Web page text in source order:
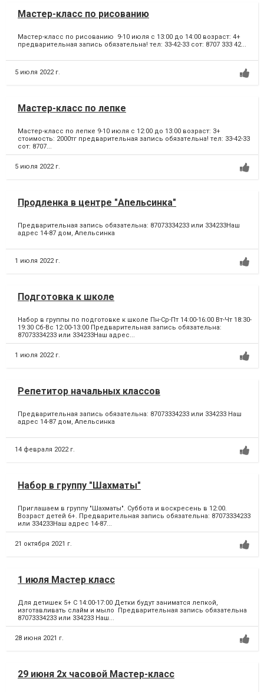
Мастер-класс по рисованию
Мастер-класс по рисованию 9-10 июля с 13:00 до 14:00 возраст: 4+
предварительная запись обязательна! тел: 33-42-33 сот: 8707 333 42...
5 июля 2022 г.
Мастер-класс по лепке
Мастер-класс по лепке 9-10 июля с 12:00 до 13:00 возраст: 3+
стоимость: 2000тг предварительная запись обязательна! тел: 33-42-33
сот: 8707...
5 июля 2022 г.
Продленка в центре "Апельсинка"
Предварительная запись обязательна: 87073334233 или 334233Наш
адрес 14-87 дом, Апельсинка
1 июля 2022 г.
Подготовка к школе
Набор в группы по подготовке к школе Пн-Ср-Пт 14:00-16:00 Вт-Чт 18:30-
19:30 Сб-Вс 12:00-13:00 Предварительная запись обязательна:
87073334233 или 334233Наш адрес...
1 июля 2022 г.
Репетитор начальных классов
Предварительная запись обязательна: 87073334233 или 334233 Наш
адрес 14-87 дом, Апельсинка
14 февраля 2022 г.
Набор в группу "Шахматы"
Приглашаем в группу "Шахматы". Суббота и воскресень в 12:00.
Возраст детей 6+. Предварительная запись обязательна: 87073334233
или 334233Наш адрес 14-87...
21 октября 2021 г.
1 июля Мастер класс
Для детишек 5+ С 14:00-17:00 Детки будут заниматся лепкой,
изготавливать слайм и мыло Предварительная запись обязательна
87073334233 или 334233 Наш...
28 июня 2021 г.
29 июня 2х часовой Мастер-класс